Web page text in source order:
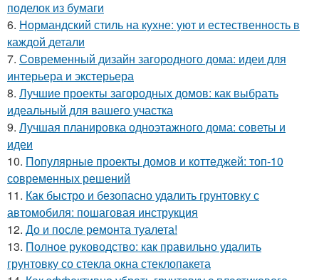
поделок из бумаги
6. Нормандский стиль на кухне: уют и естественность в
каждой детали
7. Современный дизайн загородного дома: идеи для
интерьера и экстерьера
8. Лучшие проекты загородных домов: как выбрать
идеальный для вашего участка
9. Лучшая планировка одноэтажного дома: советы и
идеи
10. Популярные проекты домов и коттеджей: топ-10
современных решений
11. Как быстро и безопасно удалить грунтовку с
автомобиля: пошаговая инструкция
12. До и после ремонта туалета!
13. Полное руководство: как правильно удалить
грунтовку со стекла окна стеклопакета